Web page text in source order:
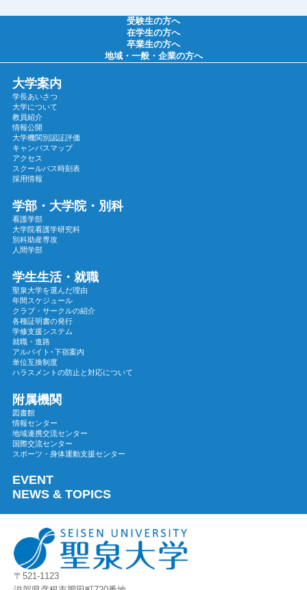
2024年12月
2024年11月
2024年10月
2024年09月
2024年08月
2024年07月
2024年06月
2024年04月
2024年03月
2024年02月
2023年12月
2023年11月
2023年10月
2023年09月
2023年08月
2023年07月
2023年06月
2023年05月
2023年04月
2023年03月
2023年01月
2022年11月
2022年10月
2022年09月
2022年08月
受験生の方へ
在学生の方へ
卒業生の方へ
地域・一般・企業の方へ
大学案内
学長あいさつ
大学について
教員紹介
情報公開
大学機関別認証評価
キャンパスマップ
アクセス
スクールバス時刻表
採用情報
学部・大学院・別科
看護学部
大学院看護学研究科
別科助産専攻
人間学部
学生生活・就職
聖泉大学を選んだ理由
年間スケジュール
クラブ・サークルの紹介
各種証明書の発行
学修支援システム
就職・進路
アルバイト･下宿案内
単位互換制度
ハラスメントの防止と対応について
附属機関
図書館
情報センター
地域連携交流センター
国際交流センター
スポーツ・身体運動支援センター
EVENT
NEWS & TOPICS
〒521-1123